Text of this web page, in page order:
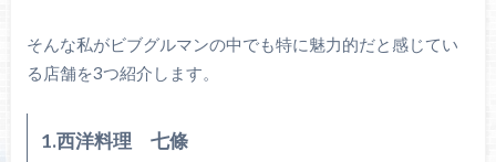
そんな私がビブグルマンの中でも特に魅力的だと感じてい
る店舗を3つ紹介します。
1.西洋料理 七條